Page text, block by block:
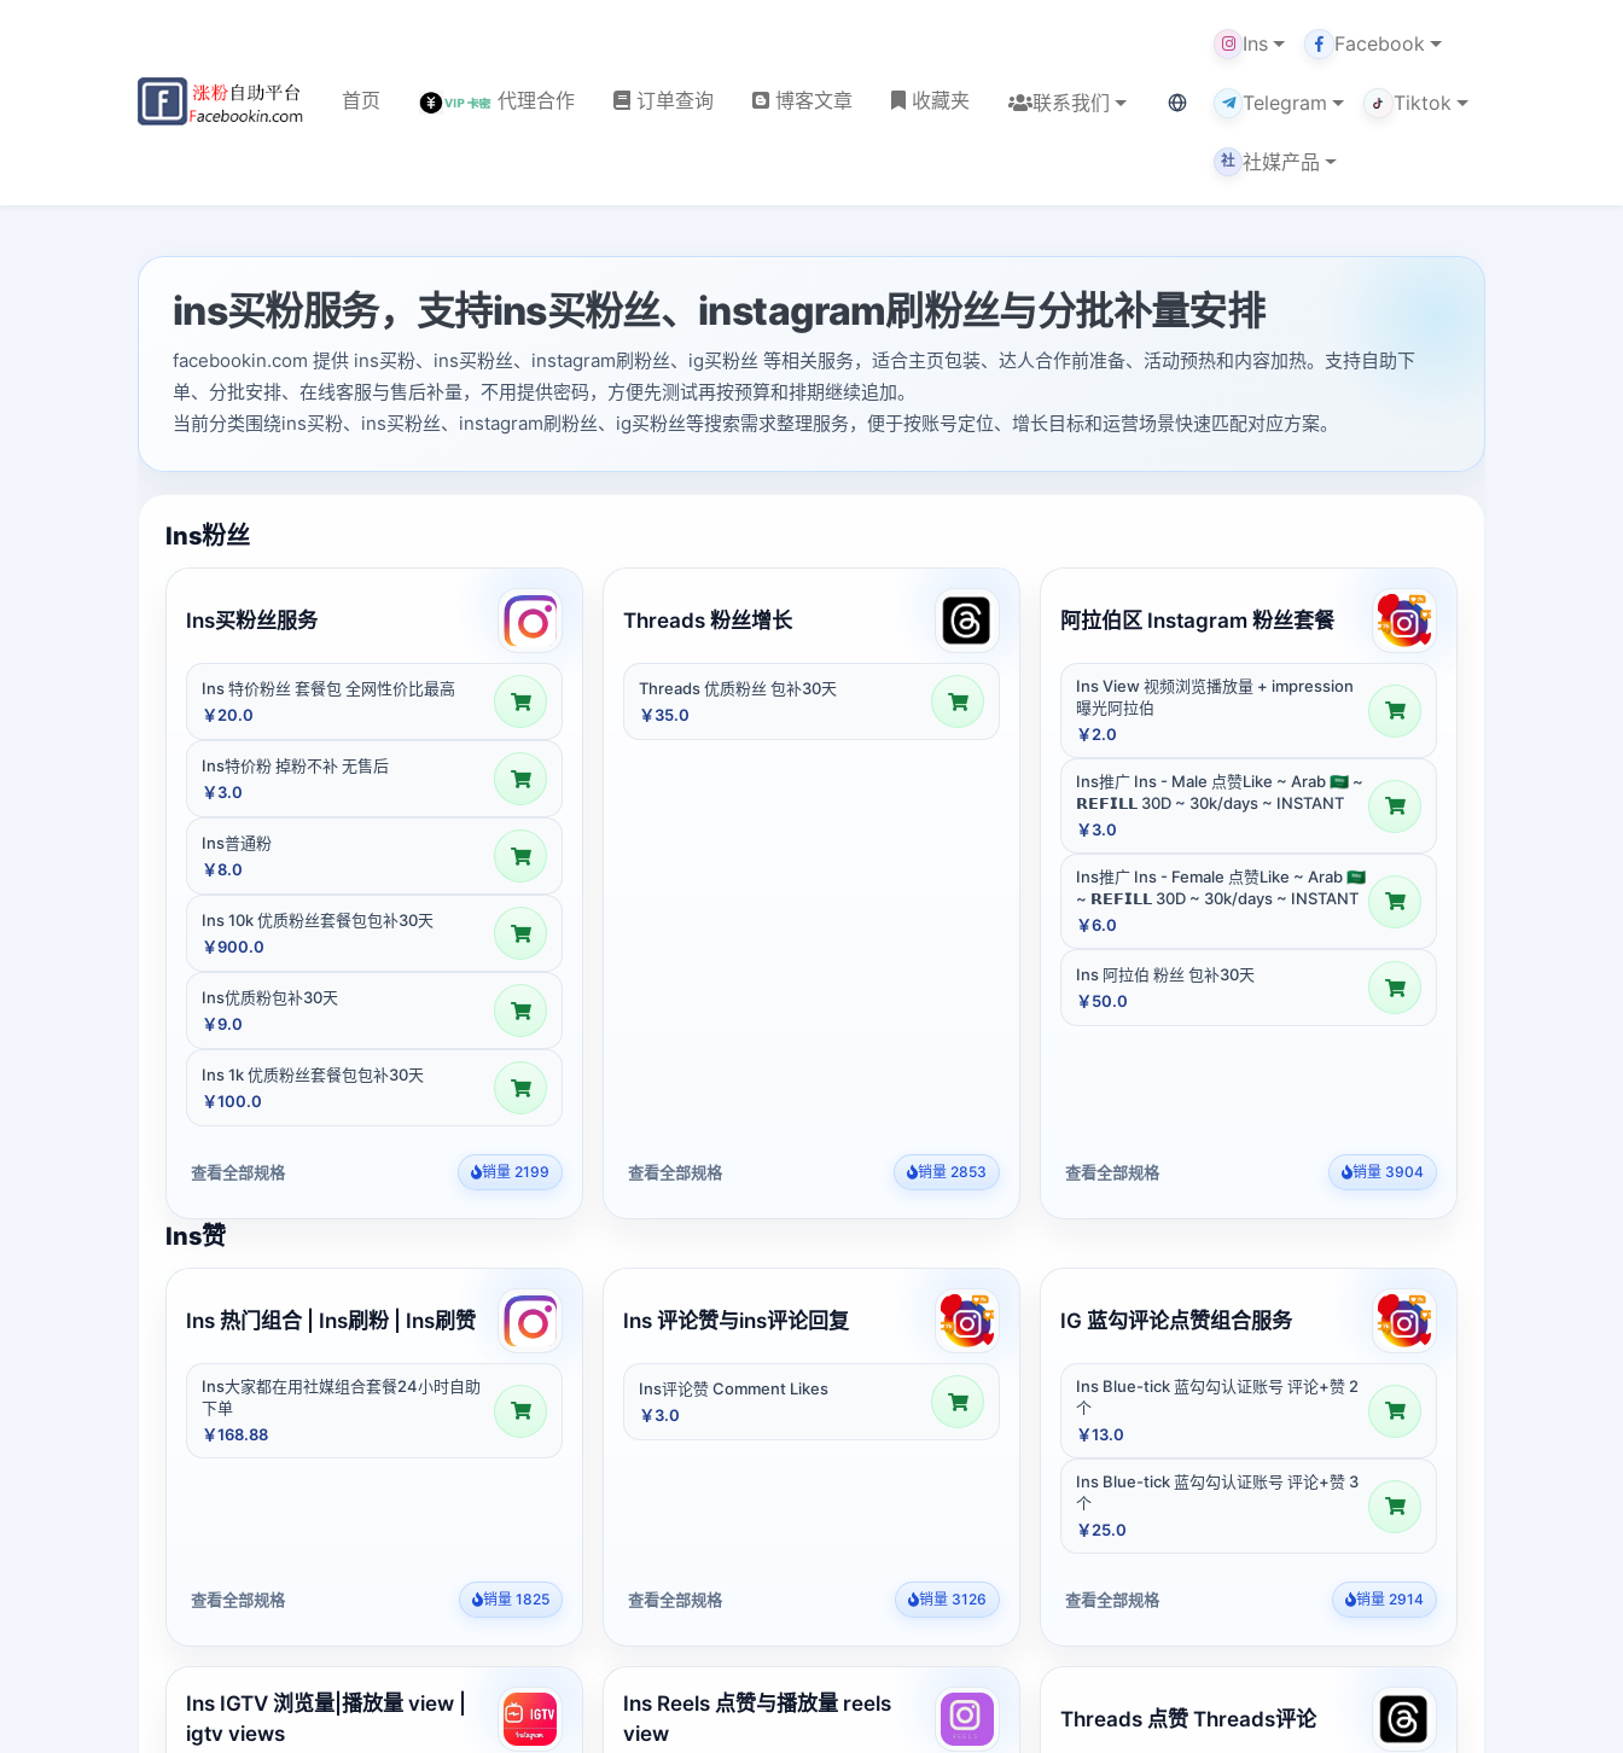
首页 代理合作 订单查询 博客文章 收藏夹 联系我们 当前语言：中文
Ins Facebook
Telegram Tiktok
社 社媒产品
ins买粉服务，支持ins买粉丝、instagram刷粉丝与分批补量安排
facebookin.com 提供 ins买粉、ins买粉丝、instagram刷粉丝、ig买粉丝 等相关服务，适合主页包装、达人合作前准备、活动预热和内容加热。支持自助下
单、分批安排、在线客服与售后补量，不用提供密码，方便先测试再按预算和排期继续追加。
当前分类围绕ins买粉、ins买粉丝、instagram刷粉丝、ig买粉丝等搜索需求整理服务，便于按账号定位、增长目标和运营场景快速匹配对应方案。
Ins粉丝
Ins买粉丝服务
Ins 特价粉丝 套餐包 全网性价比最高
￥20.0
Ins特价粉 掉粉不补 无售后
￥3.0
Ins普通粉
￥8.0
Ins 10k 优质粉丝套餐包包补30天
￥900.0
Ins优质粉包补30天
￥9.0
Ins 1k 优质粉丝套餐包包补30天
￥100.0
查看全部规格 销量 2199
Threads 粉丝增长
Threads 优质粉丝 包补30天
￥35.0
查看全部规格 销量 2853
阿拉伯区 Instagram 粉丝套餐
Ins View 视频浏览播放量 + impression
曝光阿拉伯
￥2.0
Ins推广 Ins - Male 点赞Like ~ Arab 🇸🇦 ~
𝗥𝗘𝗙𝗜𝗟𝗟 30D ~ 30k/days ~ INSTANT
￥3.0
Ins推广 Ins - Female 点赞Like ~ Arab 🇸🇦
~ 𝗥𝗘𝗙𝗜𝗟𝗟 30D ~ 30k/days ~ INSTANT
￥6.0
Ins 阿拉伯 粉丝 包补30天
￥50.0
查看全部规格 销量 3904
Ins赞
Ins 热门组合 | Ins刷粉 | Ins刷赞
Ins大家都在用社媒组合套餐24小时自助
下单
￥168.88
查看全部规格 销量 1825
Ins 评论赞与ins评论回复
Ins评论赞 Comment Likes
￥3.0
查看全部规格 销量 3126
IG 蓝勾评论点赞组合服务
Ins Blue-tick 蓝勾勾认证账号 评论+赞 2
个
￥13.0
Ins Blue-tick 蓝勾勾认证账号 评论+赞 3
个
￥25.0
查看全部规格 销量 2914
Ins IGTV 浏览量|播放量 view |
igtv views
Ins Reels 点赞与播放量 reels
view
Threads 点赞 Threads评论